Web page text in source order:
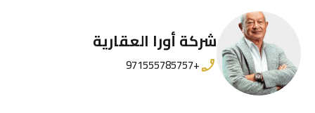
شركة أورا العقارية
+971555785757